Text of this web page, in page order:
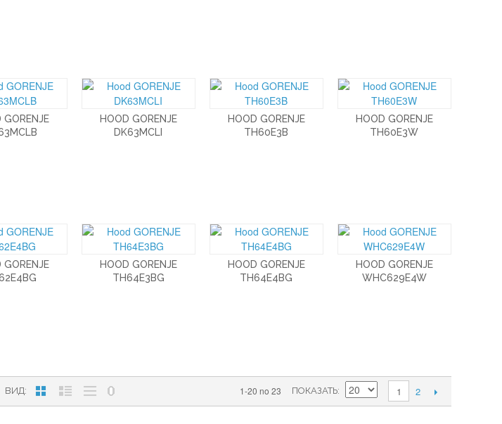
GORENJE
HOOD GORENJE
DK63MCLI
HOOD GORENJE
TH60E3B
HOOD GORENJE
TH60E3W
GORENJE
HOOD GORENJE
TH64E3BG
HOOD GORENJE
TH64E4BG
HOOD GORENJE
WHC629E4W
ВИД 1-20 no 23 ПОКАЗАТЬ 1 2